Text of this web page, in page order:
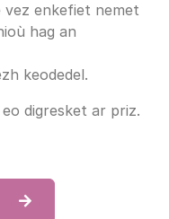
vez enkefiet nemet
hag an
keodedel.
digresket ar priz.